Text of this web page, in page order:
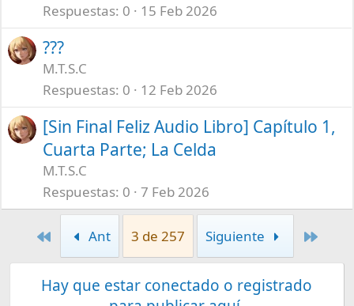
Respuestas 0 15 Feb 2026
???
M.T.S.C
Respuestas 0 12 Feb 2026
[Sin Final Feliz Audio Libro] Capítulo 1,
Cuarta Parte; La Celda
M.T.S.C
Respuestas 0 7 Feb 2026
Primero
Ant 3 de 257 Siguiente
Hay que estar conectado o registrado